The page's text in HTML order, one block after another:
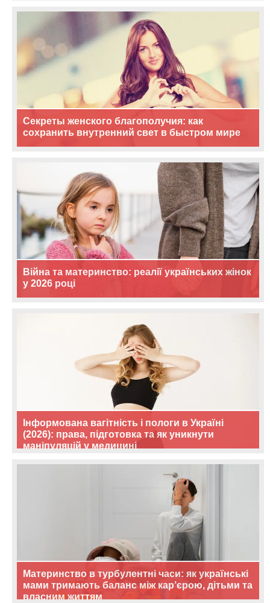
Секреты женского благополучия: как
сохранить внутренний свет в быстром мире
Війна та материнство: реалії українських жінок
у 2026 році
Інформована вагітність і пологи в Україні
(2026): права, підготовка та як уникнути
маніпуляцій у медицині
Материнство в турбулентні часи: як українські
мами тримають баланс між кар’єрою, дітьми та
власним життям